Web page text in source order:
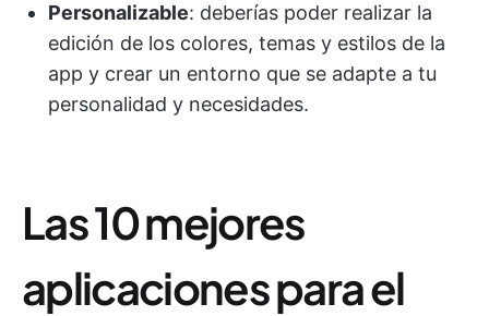
Personalizable: deberías poder realizar la
edición de los colores, temas y estilos de la
app y crear un entorno que se adapte a tu
personalidad y necesidades.
Las 10 mejores
aplicaciones para el